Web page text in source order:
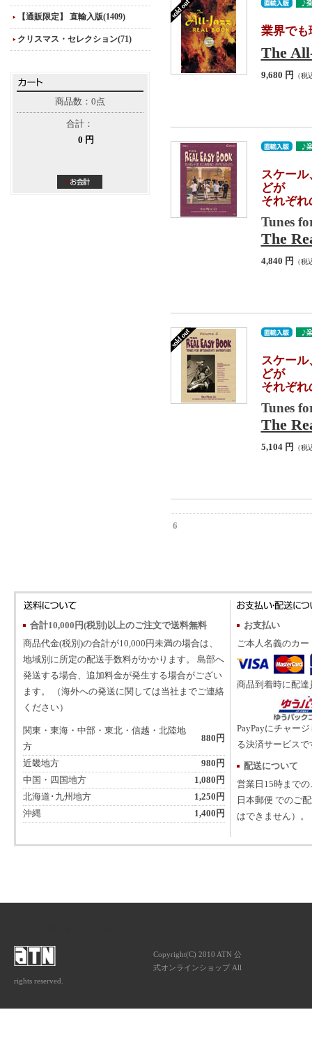
【通販限定】 直輸入版(1409)
クリスマス・セレクション(71)
商品数：0点
合計：
0 円
業界でも
The
9,680 円 （税
スケー
どが
それぞ
Tunes
The
4,840 円 （税
スケー
どが
それぞ
Tunes
The
5,104 円 （税
6
合計10,000円(税別)以上のご注文で送料無料
商品代金(税別)の合計が10,000円未満の場合は、
地域別に所定の配送手数料がかかります。 島部へ
発送する場合、追加料金が発生する場合がござい
ます。 （海外への発送に関しては当社までご連絡
ください）
関東・東海・中部・東北・信越・北陸地
方
880円
近畿地方
980円
中国・四国地方
1,080円
北海道･九州地方
1,250円
沖縄
1,400円
お支払い
ご本人名義のカ
商品到着時に配
PayPayにチャー
る決済サービスで
配送について
営業日15時まで
日本郵便 でのご
はできません）。
Copyright(C) 2010 ATN 公
式オンラインショップ All
rights reserved.